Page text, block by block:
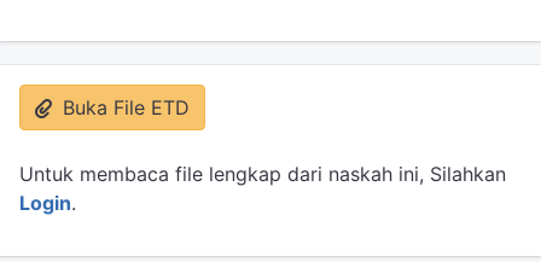
Buka File ETD
Untuk membaca file lengkap dari naskah ini, Silahkan
Login.